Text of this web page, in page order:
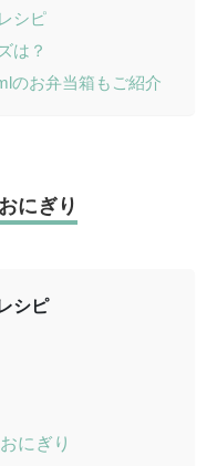
シピ
は？
のお弁当箱もご紹介
にぎり
シピ
にぎり